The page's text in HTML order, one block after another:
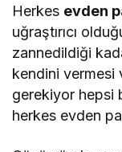
Herkes evden
uğraştırıcı
zannedildiği
kendini vermesi
gerekiyor hepsi
herkes evden